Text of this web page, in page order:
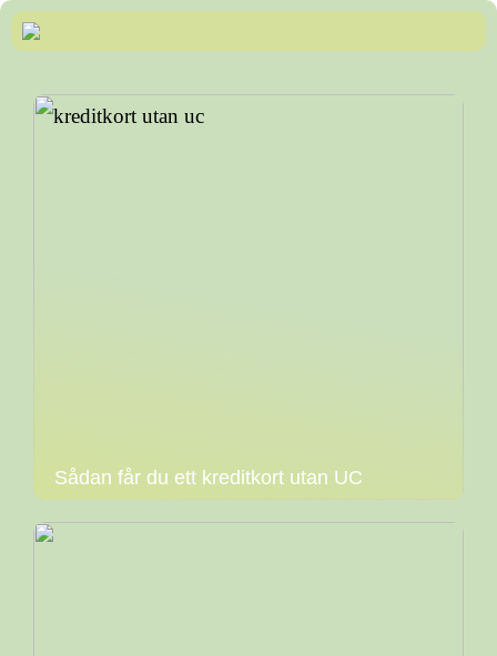
Sådan får du ett kreditkort utan UC